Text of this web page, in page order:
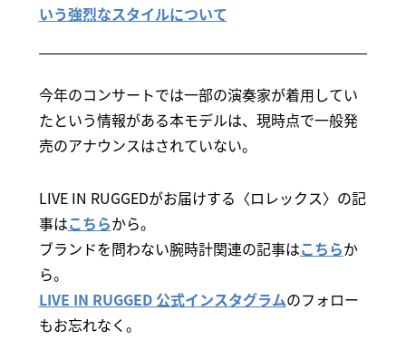
いう強烈なスタイルについて
今年のコンサートでは一部の演奏家が着用してい
たという情報がある本モデルは、現時点で一般発
売のアナウンスはされていない。
LIVE IN RUGGEDがお届けする〈ロレックス〉の記
事はこちらから。
ブランドを問わない腕時計関連の記事はこちらか
ら。
LIVE IN RUGGED 公式インスタグラムのフォロー
もお忘れなく。